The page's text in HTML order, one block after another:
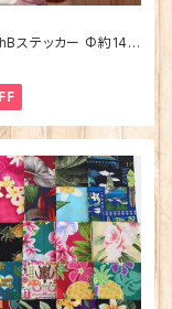
ステッカー Φ約14c